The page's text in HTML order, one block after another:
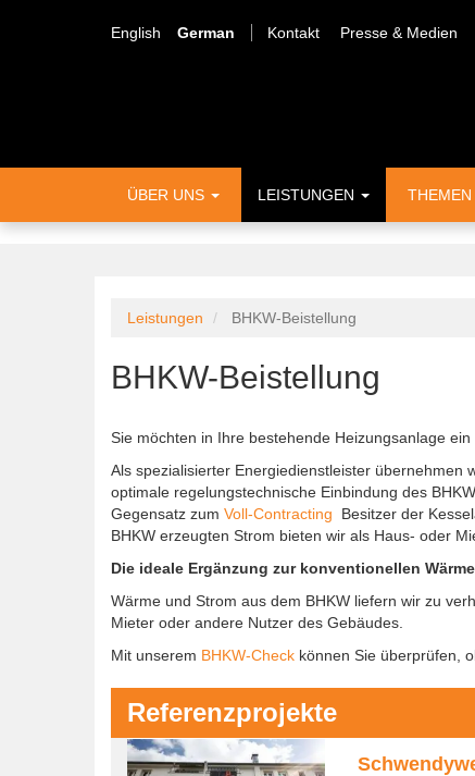
English German
Meta
Kontakt Presse & Medien
Hauptnavigation
ÜBER UNS LEISTUNGEN THEMEN
Leistungen BHKW-Beistellung
BHKW-Beistellung
Sie möchten in Ihre bestehende Heizungsanlage
Als spezialisierter Energiedienstleister übernehmen
optimale regelungstechnische Einbindung des
Gegensatz zum Voll-Contracting Besitzer der
BHKW erzeugten Strom bieten wir als Haus- oder
Die ideale Ergänzung zur konventionellen
Wärme und Strom aus dem BHKW liefern wir zu
Mieter oder andere Nutzer des Gebäudes.
Mit unserem BHKW-Check können Sie überprüfen,
Referenzprojekte